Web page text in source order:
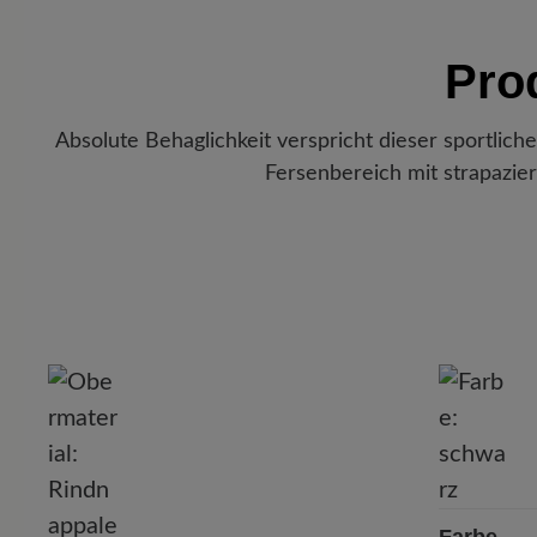
Absolute Behaglichkeit verspricht dieser
Fersenbereich mit